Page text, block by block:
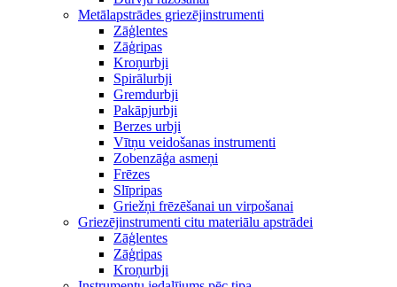
Metālapstrādes griezējinstrumenti
Zāģlentes
Zāģripas
Kroņurbji
Spirālurbji
Gremdurbji
Pakāpjurbji
Berzes urbji
Vītņu veidošanas instrumenti
Zobenzāģa asmeņi
Frēzes
Slīpripas
Griežņi frēzēšanai un virpošanai
Griezējinstrumenti citu materiālu apstrādei
Zāģlentes
Zāģripas
Kroņurbji